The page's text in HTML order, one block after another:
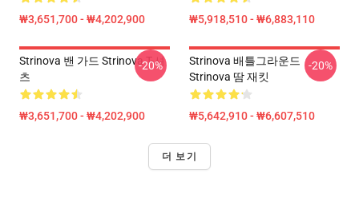
₩3,651,700 - ₩4,202,900 ₩5,918,510 - ₩6,883,110
Strinova 밴 가드 Strinova T-셔
츠
₩3,651,700 - ₩4,202,900
-20%
Strinova 배틀그라운드
Strinova 땀 재킷
₩5,642,910 - ₩6,607,510
-20%
더 보기